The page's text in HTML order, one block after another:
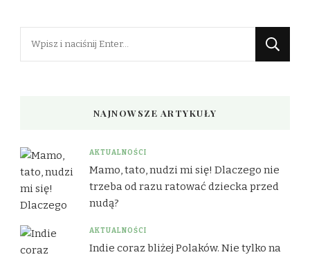
Szukasz
NAJNOWSZE ARTYKUŁY
AKTUALNOŚCI
Mamo, tato, nudzi mi się! Dlaczego nie
trzeba od razu ratować dziecka przed
nudą?
AKTUALNOŚCI
Indie coraz bliżej Polaków. Nie tylko na